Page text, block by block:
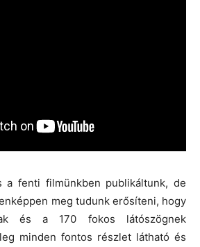
a fenti filmünkben publikáltunk, de
meg tudunk erősíteni, hogy
és a 170 fokos látószögnek
minden fontos részlet látható és